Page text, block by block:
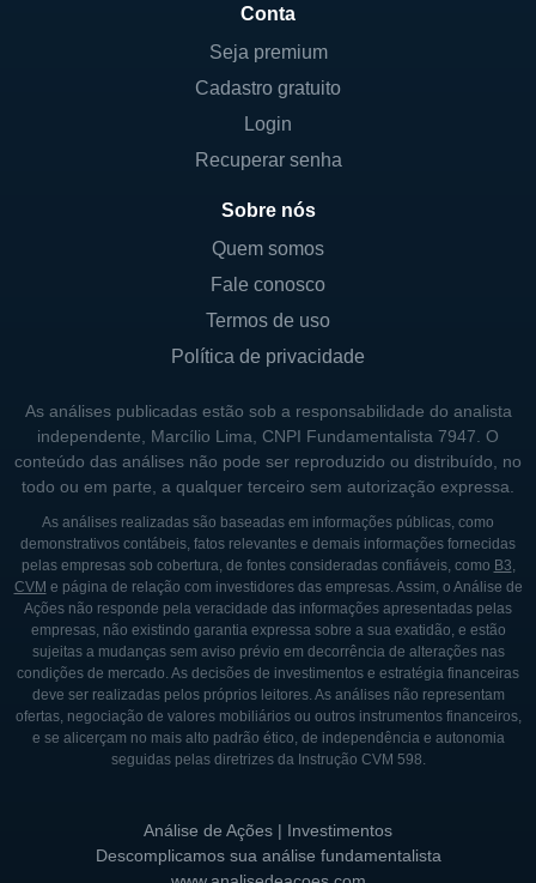
Conta
Seja premium
Cadastro gratuito
Login
Recuperar senha
Sobre nós
Quem somos
Fale conosco
Termos de uso
Política de privacidade
As análises publicadas estão sob a responsabilidade do analista
independente, Marcílio Lima, CNPI Fundamentalista 7947. O
conteúdo das análises não pode ser reproduzido ou distribuído, no
todo ou em parte, a qualquer terceiro sem autorização expressa.
As análises realizadas são baseadas em informações públicas, como
demonstrativos contábeis, fatos relevantes e demais informações fornecidas
pelas empresas sob cobertura, de fontes consideradas confiáveis, como B3,
CVM e página de relação com investidores das empresas. Assim, o Análise de
Ações não responde pela veracidade das informações apresentadas pelas
empresas, não existindo garantia expressa sobre a sua exatidão, e estão
sujeitas a mudanças sem aviso prévio em decorrência de alterações nas
condições de mercado. As decisões de investimentos e estratégia financeiras
deve ser realizadas pelos próprios leitores. As análises não representam
ofertas, negociação de valores mobiliários ou outros instrumentos financeiros,
e se alicerçam no mais alto padrão ético, de independência e autonomia
seguidas pelas diretrizes da Instrução CVM 598.
Análise de Ações | Investimentos
Descomplicamos sua análise fundamentalista